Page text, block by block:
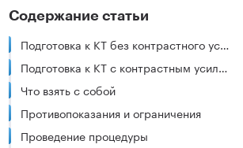
Содержание статьи
Подготовка к КТ без контрастного усиления
Подготовка к КТ с контрастным усилением
Что взять с собой
Противопоказания и ограничения
Проведение процедуры